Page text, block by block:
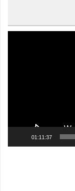
01:11:37